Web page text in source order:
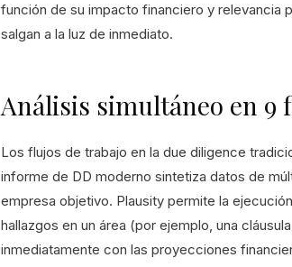
función de su impacto financiero y relevancia
salgan a la luz de inmediato.
Análisis simultáneo en 9
Los flujos de trabajo en la due diligence
informe de DD moderno sintetiza datos de
empresa objetivo. Plausity permite la
hallazgos en un área (por ejemplo, una
inmediatamente con las proyecciones